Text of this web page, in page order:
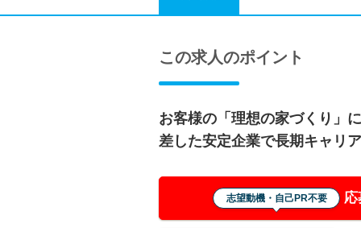
この求人のポイント
お客様の「理想の家づくり」
差した安定企業で長期キャリ
志望動機・自己PR不要